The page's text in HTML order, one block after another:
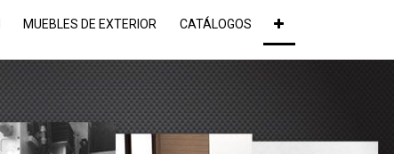
MUEBLES DE EXTERIOR CATÁLOGOS